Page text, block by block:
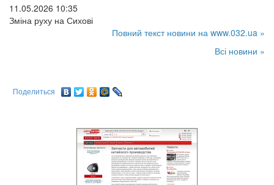
11.05.2026 10:35
Зміна руху на Сихові
Повний текст новини на www.032.ua »
Всі новини »
Поделиться